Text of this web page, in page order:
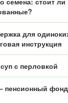
для
инструкция
с перловкой
фонд